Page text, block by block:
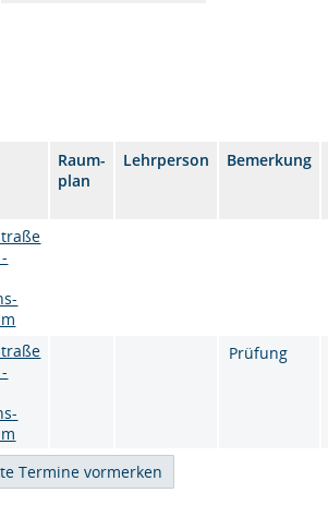
Raum-
plan
Lehrperson Bemerkung
Prüfung